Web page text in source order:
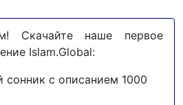
Скачайте наше первое
Islam.Global:
сонник с описанием 1000